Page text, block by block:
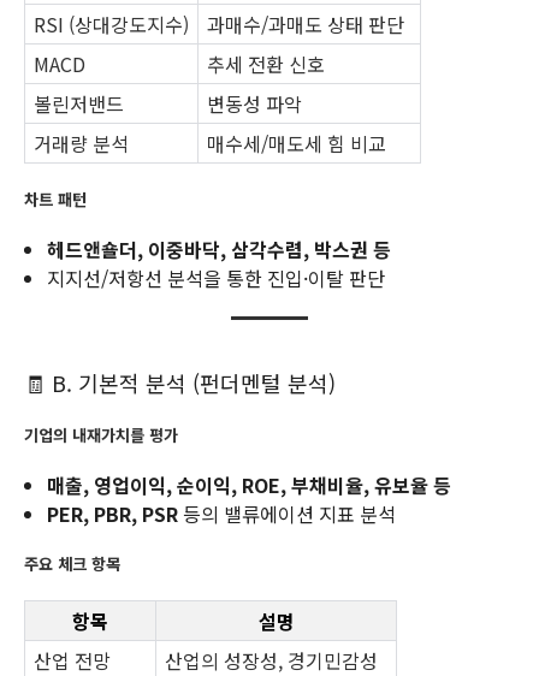
RSI (상대강도지수)
과매수/과매도 상태 판단
MACD
추세 전환 신호
볼린저밴드
변동성 파악
거래량 분석
매수세/매도세 힘 비교
차트 패턴
헤드앤숄더, 이중바닥, 삼각수렴, 박스권 등
지지선/저항선 분석을 통한 진입·이탈 판단
🧾 B. 기본적 분석 (펀더멘털 분석)
기업의 내재가치를 평가
매출, 영업이익, 순이익, ROE, 부채비율, 유보율 등
PER, PBR, PSR 등의 밸류에이션 지표 분석
주요 체크 항목
항목
설명
산업 전망
산업의 성장성, 경기민감성